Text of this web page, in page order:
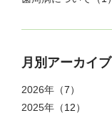
月別アーカイブ
2026年 （7）
2025年 （12）